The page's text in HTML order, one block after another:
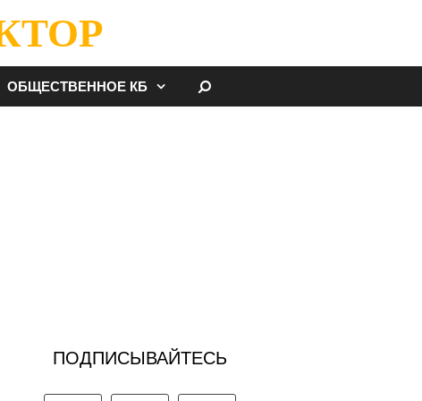
ОБЩЕСТВЕННОЕ КБ
ПОДПИСЫВАЙТЕСЬ